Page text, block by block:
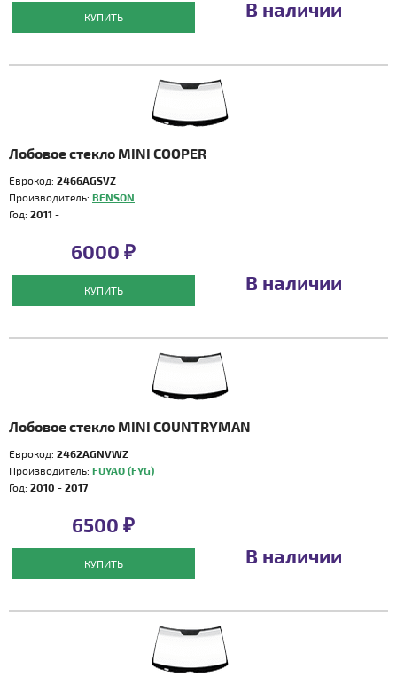
КУПИТЬ В наличии
Лобовое стекло MINI COOPER
Еврокод: 2466AGSVZ
Производитель: BENSON
Год: 2011 -
6000 ₽
КУПИТЬ В наличии
Лобовое стекло MINI COUNTRYMAN
Еврокод: 2462AGNVWZ
Производитель: FUYAO (FYG)
Год: 2010 - 2017
6500 ₽
КУПИТЬ В наличии